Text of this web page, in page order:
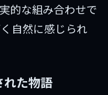
的な組み合わせで
自然に感じられ
た物語